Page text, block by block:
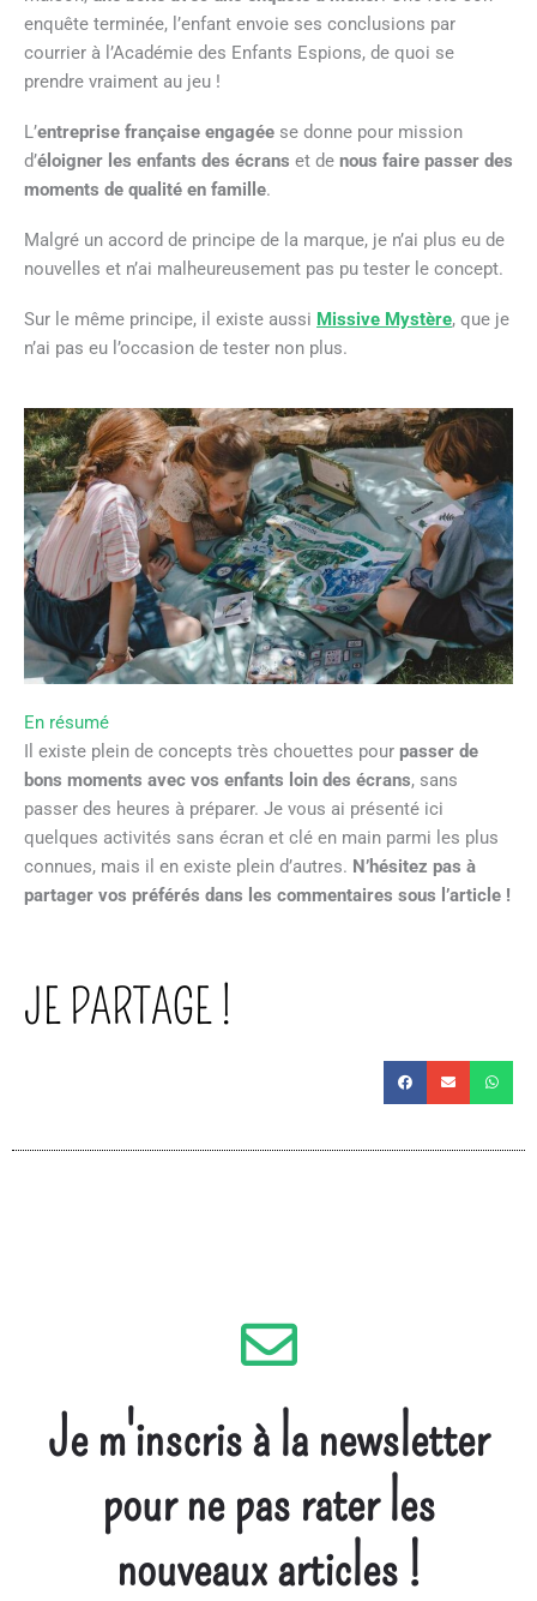
enquête terminée, l’enfant envoie ses conclusions par
courrier à l’Académie des Enfants Espions, de quoi se
prendre vraiment au jeu !
L’entreprise française engagée se donne pour mission
d’éloigner les enfants des écrans et de nous faire passer des
moments de qualité en famille.
Malgré un accord de principe de la marque, je n’ai plus eu de
nouvelles et n’ai malheureusement pas pu tester le concept.
Sur le même principe, il existe aussi Missive Mystère, que je
n’ai pas eu l’occasion de tester non plus.
En résumé
Il existe plein de concepts très chouettes pour passer de
bons moments avec vos enfants loin des écrans, sans
passer des heures à préparer. Je vous ai présenté ici
quelques activités sans écran et clé en main parmi les plus
connues, mais il en existe plein d’autres. N’hésitez pas à
partager vos préférés dans les commentaires sous l’article !
JE PARTAGE !
Je m'inscris à la newsletter
pour ne pas rater les
nouveaux articles !